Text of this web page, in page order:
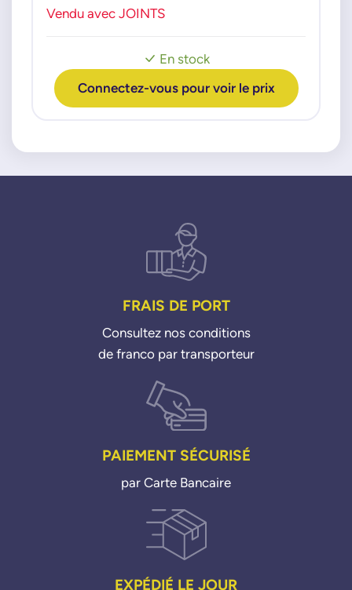
En stock
Connectez-vous pour voir le prix
Vendu avec JOINTS
FRAIS DE PORT
Consultez nos conditions
de franco par transporteur
PAIEMENT SÉCURISÉ
par Carte Bancaire
EXPÉDIÉ LE JOUR